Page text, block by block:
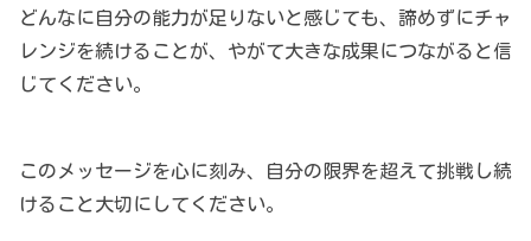
どんなに自分の能力が足りないと感じても、諦めずにチャ
レンジを続けることが、やがて大きな成果につながると信
じてください。
このメッセージを心に刻み、自分の限界を超えて挑戦し続
けること大切にしてください。